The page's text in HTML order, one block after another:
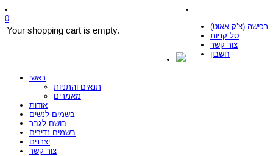
רכישה (צ’ק אאוט)
סל קניות
צור קשר
חשבון
0
Your shopping cart is empty.
ראשי
תנאים והתניות
מאמרים
אודות
בשמים לנשים
בושם-לגבר
בשמים נדירים
יצרנים
צור קשר